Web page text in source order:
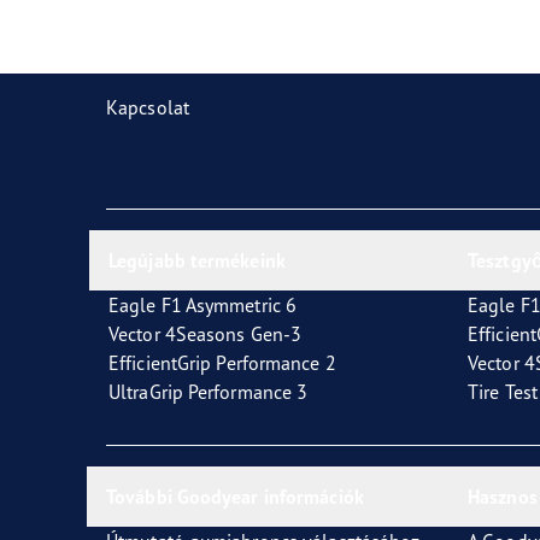
Kapcsolat
Eagle F1 Asymmetric 6
Vector 4Seasons Gen-3
EfficientGrip Performance 2
UltraGrip Performance 3
Eagle
Vector
Tire